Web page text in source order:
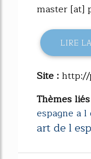
master [at]
LIRE
Site :http://
Thèmes
espagne a l
art de l